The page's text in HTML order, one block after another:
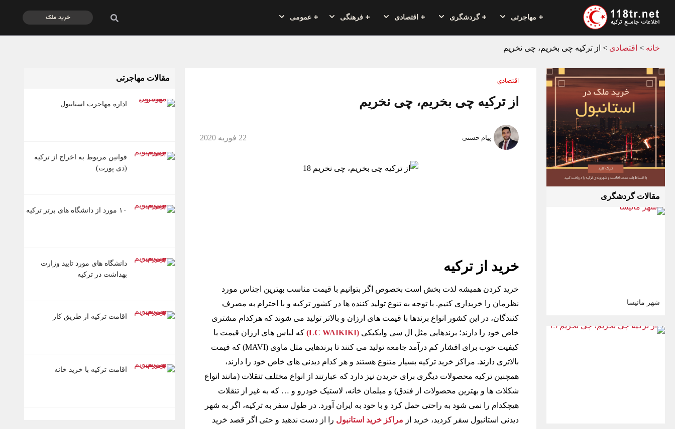
مهاجرتی گردشگری اقتصادی فرهنگی عمومی خرید ملک
خانه > اقتصادی > از ترکیه چی بخریم، چی نخریم
مقالات گردشگری
شهر مانیسا
اقتصادی
از ترکیه چی بخریم، چی نخریم
پیام حسنی 22 فوریه 2020
خرید از ترکیه
خرید کردن همیشه لذت بخش است بخصوص اگر بتوانیم با قیمت مناسب بهترین اجناس مورد
نظرمان را خریداری کنیم. با توجه به تنوع تولید کننده ها در کشور ترکیه و با احترام به مصرف
کنندگان، در این کشور انواع برندها با قیمت های ارزان و بالاتر تولید می شوند که هرکدام مشتری
خاص خود را دارند؛ برندهایی مثل ال سی وایکیکی (LC WAIKIKI)
که لباس های ارزان قیمت با
کیفیت خوب برای اقشار کم درآمد جامعه تولید می کنند تا برندهایی مثل ماوی (MAVI) که قیمت
بالاتری دارند. مراکز خرید ترکیه بسیار متنوع هستند و هر کدام دیدنی های خاص خود را دارند،
همچنین ترکیه محصولات دیگری برای خریدن نیز دارد که عبارتند از انواع مختلف تنقلات (مانند انواع
شکلات ها و بهترین محصولات از فندق) و مبلمان خانه، لاستیک خودرو و … که به غیر از تنقلات
هیچکدام را نمی شود به راحتی حمل کرد و با خود به ایران آورد. در طول سفر به ترکیه، اگر به شهر
دیدنی استانبول سفر کردید، خرید از مراکز خرید استانبول را از دست ندهید و حتی اگر قصد خرید
مقالات مهاجرتی
اداره مهاجرت استانبول
قوانین مربوط به اخراج از ترکیه
(دی پورت)
۱۰ مورد از دانشگاه های برتر ترکیه
دانشگاه های مورد تایید وزارت
بهداشت در ترکیه
اقامت ترکیه از طریق کار
اقامت ترکیه با خرید خانه